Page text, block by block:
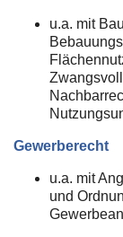
u.a. mit
Gewerberecht
u.a. mit
und